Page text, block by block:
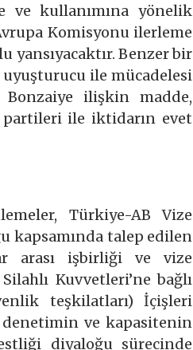
kullanımına yönelik
Komisyonu ilerleme
Benzer bir
ile mücadelesi
Bonzaiye ilişkin madde,
partileri ile iktidarın evet
Türkiye-AB Vize
kapsamında talep edilen
arası işbirliği ve vize
Kuvvetleri’ne bağlı
teşkilatları) İçişleri
denetimin ve kapasitenin
diyaloğu sürecinde